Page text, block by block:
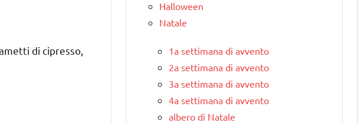
di cipresso,
Halloween
Natale
1a settimana di avvento
2a settimana di avvento
3a settimana di avvento
4a settimana di avvento
albero di Natale